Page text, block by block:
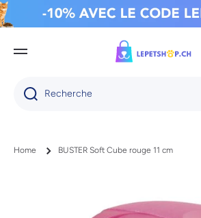
IGNORER ET PASSER AU CONTENU
Recherche
Home BUSTER Soft Cube rouge 11 cm
Passer aux informations produits